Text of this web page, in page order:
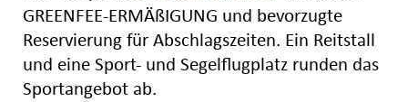
GREENFEE-ERMÄßIGUNG und bevorzugte
Reservierung für Abschlagszeiten. Ein Reitstall
und eine Sport- und Segelflugplatz runden das
Sportangebot ab.